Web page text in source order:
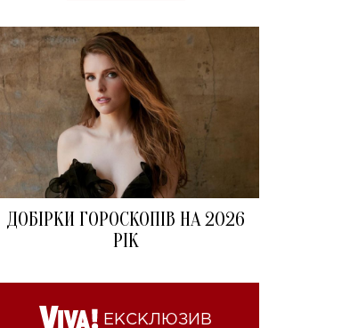
ДОБІРКИ ГОРОСКОПІВ НА 2026
РІК
ЕКСКЛЮЗИВ